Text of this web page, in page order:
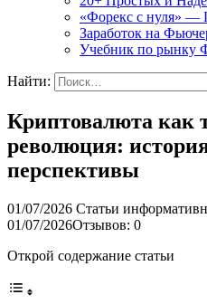
«Форекс с нуля» —
Заработок на
Учебник по
Найти:
Криптовалюта как
революция:
перспективы
01/07/2026 Статьи
01/07/2026Отзывов: 0
Открой содержание статьи